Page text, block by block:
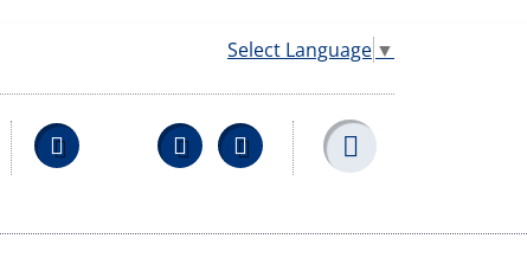
Select Language ▼
Facebook YouTubeWikipedia